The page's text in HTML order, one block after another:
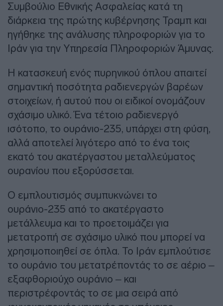
Συμβούλιο Εθνικής Ασφαλείας κατά τη
διάρκεια της πρώτης κυβέρνησης Τραμπ και
ηγήθηκε της ανάλυσης πληροφοριών για το
Ιράν για την Υπηρεσία Πληροφοριών Άμυνας.
Η κατασκευή ενός πυρηνικού όπλου απαιτεί
σημαντική ποσότητα ραδιενεργών βαρέων
στοιχείων, ή αυτού που οι ειδικοί ονομάζουν
σχάσιμο υλικό. Ένα τέτοιο ραδιενεργό
ισότοπο, το ουράνιο-235, υπάρχει στη φύση,
αλλά αποτελεί λιγότερο από το ένα τοις
εκατό του ακατέργαστου μεταλλεύματος
ουρανίου που εξορύσσεται.
Ο εμπλουτισμός συμπυκνώνει το
ουράνιο-235 από το ακατέργαστο
μετάλλευμα και το προετοιμάζει για
μετατροπή σε σχάσιμο υλικό που μπορεί να
χρησιμοποιηθεί σε όπλα. Το Ιράν εμπλούτισε
το ουράνιο του μετατρέποντάς το σε αέριο –
εξαφθοριούχο ουράνιο – και
περιστρέφοντάς το σε μια σειρά από